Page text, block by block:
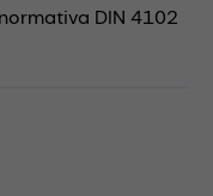
DIN 4102